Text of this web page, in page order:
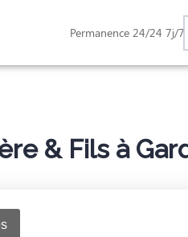
Permanence 24/24 7j/7
ESPACES HOMMAGES
& Fils à